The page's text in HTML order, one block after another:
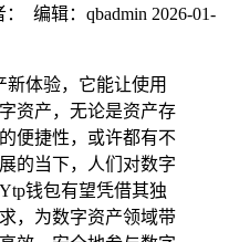
编辑：qbadmin 2026-01-
体验，它能让使用
资产，无论是资产存
便捷性，或许都有不
的当下，人们对数字
钱包有望凭借其独
，为数字资产领域带